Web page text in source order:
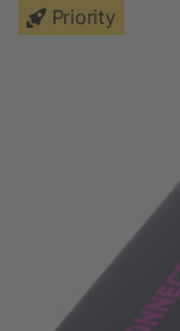
Priority